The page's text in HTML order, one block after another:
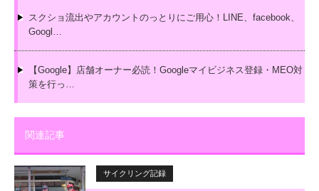
スクショ流出やアカウントのっとりにご用心！LINE、facebook、
Googl…
【Google】店舗オーナー必読！Googleマイビジネス登録・MEO対
策を行っ…
関連記事
サイクリング記録